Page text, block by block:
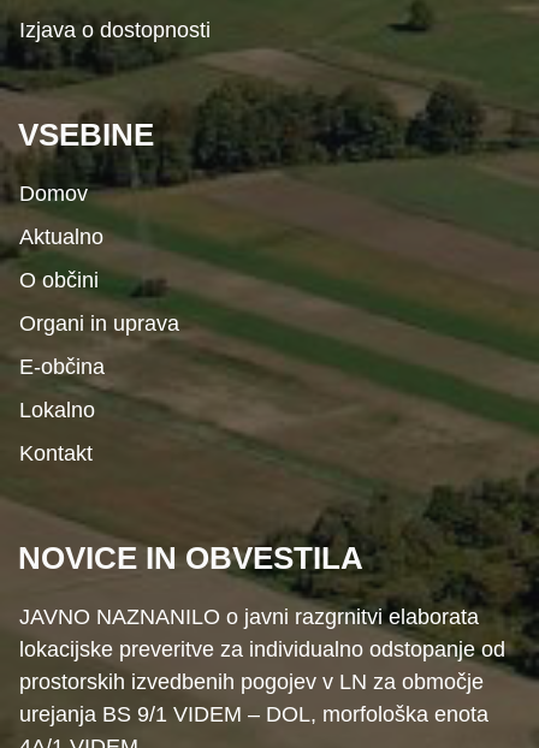
Izjava o dostopnosti
VSEBINE
Domov
Aktualno
O občini
Organi in uprava
E-občina
Lokalno
Kontakt
NOVICE IN OBVESTILA
JAVNO NAZNANILO o javni razgrnitvi elaborata
lokacijske preveritve za individualno odstopanje od
prostorskih izvedbenih pogojev v LN za območje
urejanja BS 9/1 VIDEM – DOL, morfološka enota